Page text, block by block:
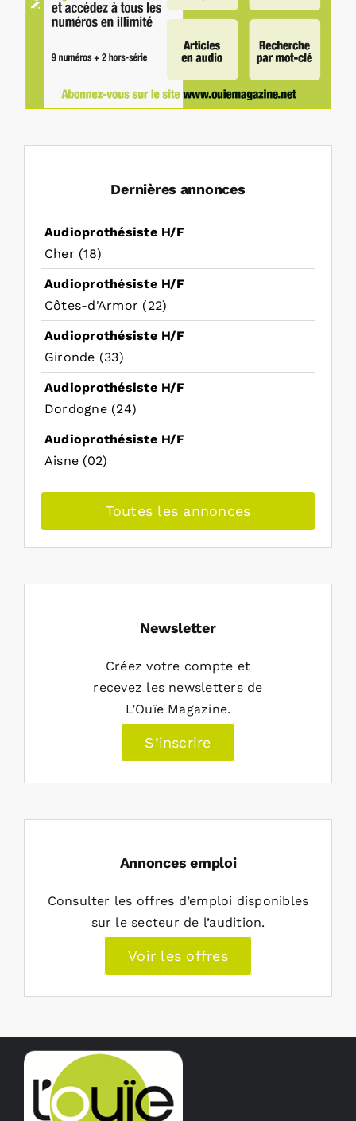
Dernières annonces
Audioprothésiste H/F
Cher (18)
Audioprothésiste H/F
Côtes-d'Armor (22)
Audioprothésiste H/F
Gironde (33)
Audioprothésiste H/F
Dordogne (24)
Audioprothésiste H/F
Aisne (02)
Toutes les annonces
Newsletter
Créez votre compte et
recevez les newsletters de
L’Ouïe Magazine.
S’inscrire
Annonces emploi
Consulter les offres d’emploi disponibles
sur le secteur de l’audition.
Voir les offres